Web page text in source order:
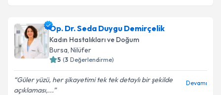
Op. Dr. Seda Duygu Demirçelik
Kadın Hastalıkları ve Doğum
Bursa, Nilüfer
5 (3 Değerlendirme)
Güler yüzü, her şikayetimi tek tek detaylı bir şekilde
açıklaması,...
Devamı